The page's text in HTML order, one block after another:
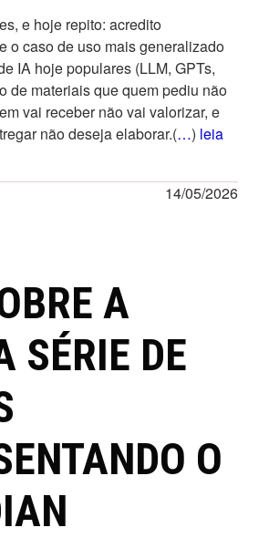
e hoje repito: acredito
o caso de uso mais generalizado
IA hoje populares (LLM, GPTs,
de materiais que quem pediu não
vai receber não vai valorizar, e
não deseja elaborar.(…) leia
14/05/2026
A
SÉRIE DE
O